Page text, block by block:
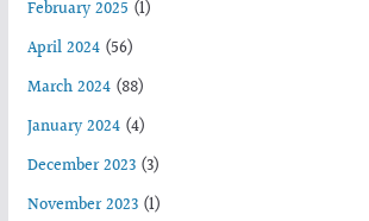
February 2025 (1)
April 2024(56)
March 2024(88)
January 2024(4)
December 2023(3)
November 2023(1)